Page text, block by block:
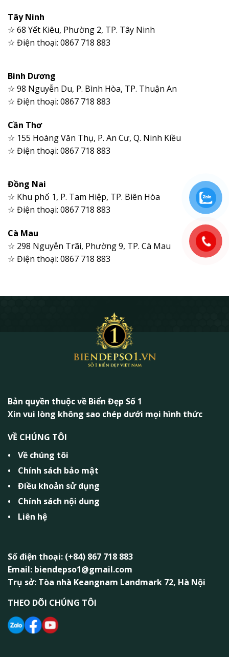
Tây Ninh
☆ 68 Yết Kiêu, Phường 2, TP. Tây Ninh
☆ Điện thoại: 0867 718 883
Bình Dương
☆ 98 Nguyễn Du, P. Bình Hòa, TP. Thuận An
☆ Điện thoại: 0867 718 883
Cần Thơ
☆ 155 Hoàng Văn Thụ, P. An Cư, Q. Ninh Kiều
☆ Điện thoại: 0867 718 883
Đồng Nai
☆ Khu phố 1, P. Tam Hiệp, TP. Biên Hòa
☆ Điện thoại: 0867 718 883
Cà Mau
☆ 298 Nguyễn Trãi, Phường 9, TP. Cà Mau
☆ Điện thoại: 0867 718 883
Bản quyền thuộc về Biển Đẹp Số 1
Xin vui lòng không sao chép dưới mọi hình thức
VỀ CHÚNG TÔI
Về chúng tôi
Chính sách bảo mật
Điều khoản sử dụng
Chính sách nội dung
Liên hệ
Số điện thoại: (+84) 867 718 883
Email: biendepso1@gmail.com
Trụ sở: Tòa nhà Keangnam Landmark 72, Hà Nội
THEO DÕI CHÚNG TÔI